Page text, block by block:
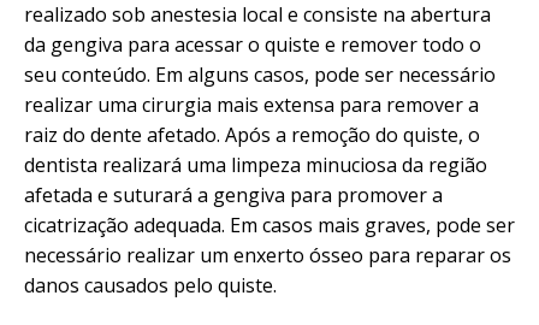
realizado sob anestesia local e consiste na abertura
da gengiva para acessar o quiste e remover todo o
seu conteúdo. Em alguns casos, pode ser necessário
realizar uma cirurgia mais extensa para remover a
raiz do dente afetado. Após a remoção do quiste, o
dentista realizará uma limpeza minuciosa da região
afetada e suturará a gengiva para promover a
cicatrização adequada. Em casos mais graves, pode ser
necessário realizar um enxerto ósseo para reparar os
danos causados pelo quiste.